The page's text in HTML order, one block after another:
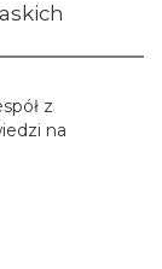
z
na